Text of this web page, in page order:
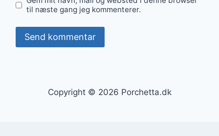
til næste gang jeg kommenterer.
Copyright © 2026 Porchetta.dk